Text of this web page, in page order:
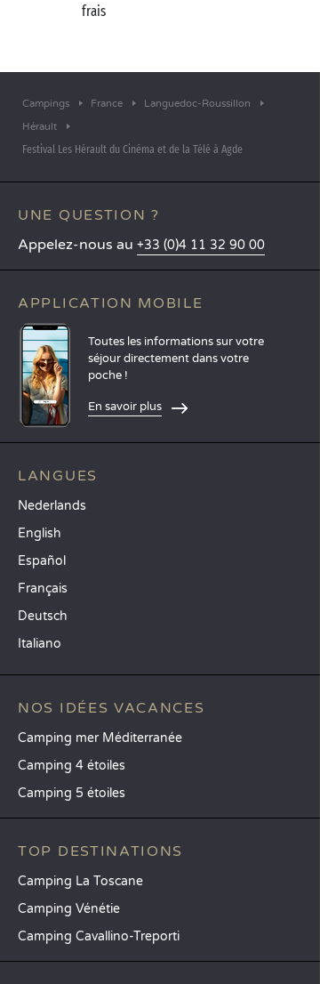
frais
Campings France
Languedoc-Roussillon
Hérault
Festival Les Hérault du Cinéma et de la Télé à Agde
UNE QUESTION ?
Appelez-nous au +33 (0)4 11 32 90 00
APPLICATION MOBILE
Toutes les informations sur votre
séjour directement dans votre
poche !
En savoir plus
LANGUES
Nederlands
English
Español
Français
Deutsch
Italiano
NOS IDÉES VACANCES
Camping mer Méditerranée
Camping 4 étoiles
Camping 5 étoiles
TOP DESTINATIONS
Camping La Toscane
Camping Vénétie
Camping Cavallino-Treporti